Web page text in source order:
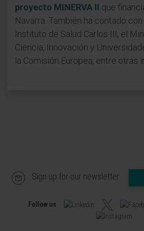
proyecto MINERVA II que
Navarra. También ha contado
Instituto de Salud Carlos III, el
Ciencia, Innovación y
la Comisión Europea, entre otras
Sign up for our newsletter
Follow us